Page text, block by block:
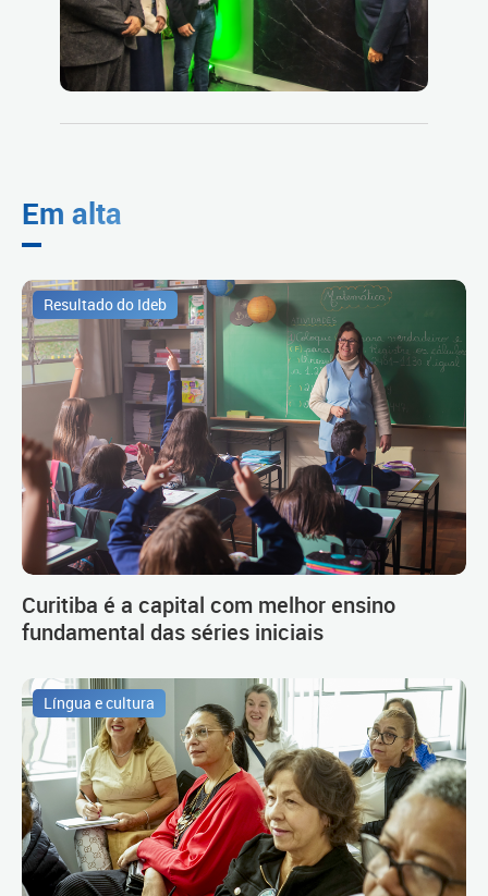
Em alta
Resultado do Ideb
Curitiba é a capital com melhor ensino
fundamental das séries iniciais
Língua e cultura